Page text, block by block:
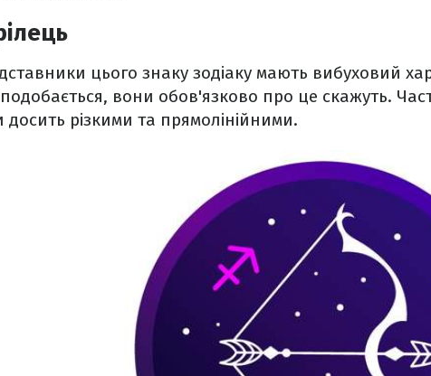
цього знаку зодіаку мають вибуховий
вони обов'язково про це скажуть.
досить різкими та прямолінійними.